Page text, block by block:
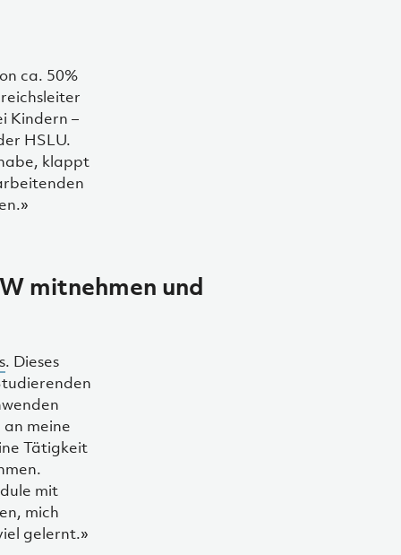
ca. 50%
Kindern –
HSLU.
klappt
mitnehmen und
. Dieses
meine
Tätigkeit
mit
mich
gelernt.»